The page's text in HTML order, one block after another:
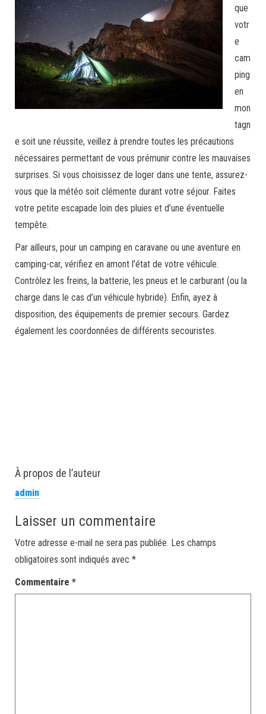
que
votr
e
cam
ping
en
mon
tagn
e soit une réussite, veillez à prendre toutes les précautions
nécessaires permettant de vous prémunir contre les mauvaises
surprises. Si vous choisissez de loger dans une tente, assurez-
vous que la météo soit clémente durant votre séjour. Faites
votre petite escapade loin des pluies et d’une éventuelle
tempête.
Par ailleurs, pour un camping en caravane ou une aventure en
camping-car, vérifiez en amont l’état de votre véhicule.
Contrôlez les freins, la batterie, les pneus et le carburant (ou la
charge dans le cas d’un véhicule hybride). Enfin, ayez à
disposition, des équipements de premier secours. Gardez
également les coordonnées de différents secouristes.
À propos de l’auteur
admin
Laisser un commentaire
Votre adresse e-mail ne sera pas publiée. Les champs
obligatoires sont indiqués avec *
Commentaire *